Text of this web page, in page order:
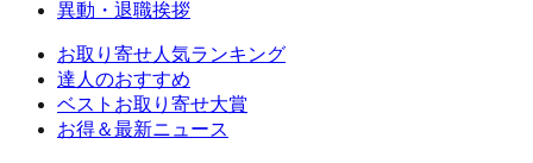
異動・退職挨拶
お取り寄せ人気ランキング
達人のおすすめ
ベストお取り寄せ大賞
お得＆最新ニュース